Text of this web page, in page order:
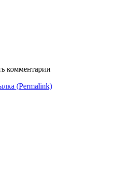
комментарии
(Permalink)